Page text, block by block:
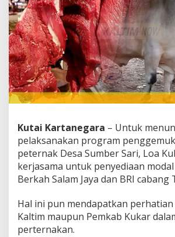
Kutai Kartanegara – Untuk
pelaksanakan program
peternak Desa Sumber Sari, Loa
kerjasama untuk penyediaan
Berkah Salam Jaya dan BRI
Hal ini pun mendapatkan
Kaltim maupun Pemkab Kukar
perternakan.